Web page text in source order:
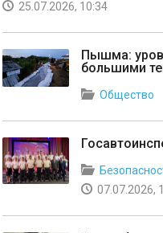
25.07.2026, 10:34
Пышма:
большими
Общество
07.07.2026,